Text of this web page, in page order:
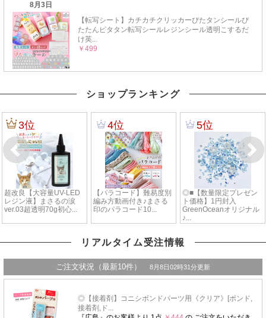
ショップランキング
リアルタイム受注情報